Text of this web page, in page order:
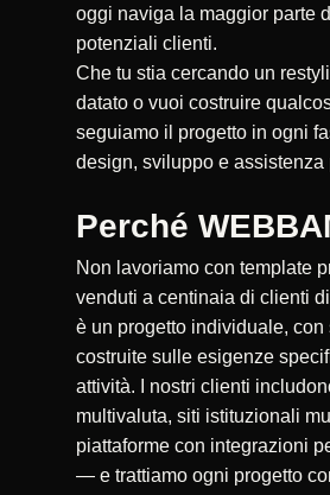
oggi naviga la maggior parte
potenziali clienti.
Che tu stia cercando un
datato o vuoi costruire
seguiamo il progetto in ogni
design, sviluppo e assistenza
Perché
Non lavoriamo con template
venduti a centinaia di clienti
è un progetto individuale, con
costruite sulle esigenze
attività. I nostri clienti
multivaluta, siti istituzionali
piattaforme con integrazioni
— e trattiamo ogni progetto